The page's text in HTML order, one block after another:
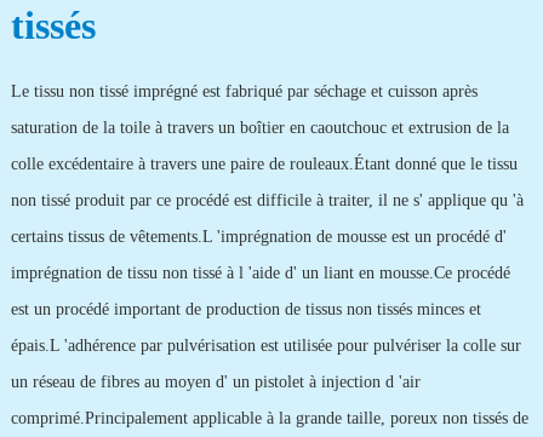
tissés
Le tissu non tissé imprégné est fabriqué par séchage et cuisson après
saturation de la toile à travers un boîtier en caoutchouc et extrusion de la
colle excédentaire à travers une paire de rouleaux.Étant donné que le tissu
non tissé produit par ce procédé est difficile à traiter, il ne s' applique qu 'à
certains tissus de vêtements.L 'imprégnation de mousse est un procédé d'
imprégnation de tissu non tissé à l 'aide d' un liant en mousse.Ce procédé
est un procédé important de production de tissus non tissés minces et
épais.L 'adhérence par pulvérisation est utilisée pour pulvériser la colle sur
un réseau de fibres au moyen d' un pistolet à injection d 'air
comprimé.Principalement applicable à la grande taille, poreux non tissés de